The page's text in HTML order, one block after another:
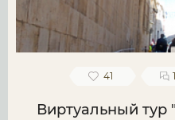
41 1
Виртуальный тур